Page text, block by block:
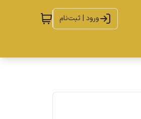
ورود | ثبت‌نام